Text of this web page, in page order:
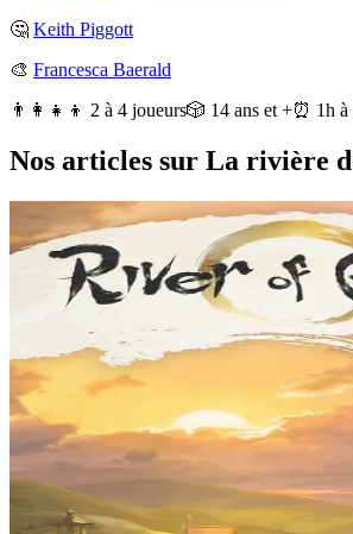
🤔 Keith Piggott
🎨 Francesca Baerald
👨‍👩‍👧‍👦 2 à 4 joueurs🎲 14 ans et +⏰ 1h à
Nos articles sur La rivière